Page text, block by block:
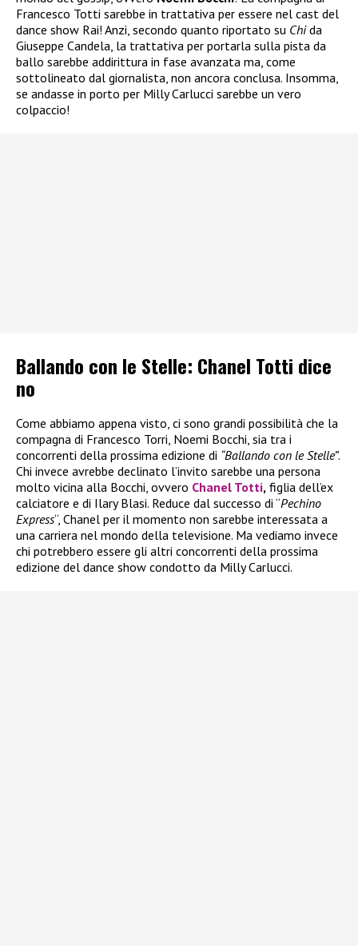
Francesco Totti sarebbe in trattativa per essere nel cast del
dance show Rai! Anzi, secondo quanto riportato su Chida
Giuseppe Candela, la trattativa per portarla sulla pista da
ballo sarebbe addirittura in fase avanzata ma, come
sottolineato dal giornalista, non ancora conclusa. Insomma,
se andasse in porto per Milly Carlucci sarebbe un vero
colpaccio!
Ballando con le Stelle: Chanel Totti dice
no
Come abbiamo appena visto, ci sono grandi possibilità che la
compagna di Francesco Torri, Noemi Bocchi, sia tra i
concorrenti della prossima edizione di “Ballando con le Stelle”.
Chi invece avrebbe declinato l’invito sarebbe una persona
molto vicina alla Bocchi, ovvero Chanel Totti, figlia dell’ex
calciatore e di Ilary Blasi. Reduce dal successo di “Pechino
Express“, Chanel per il momento non sarebbe interessata a
una carriera nel mondo della televisione. Ma vediamo invece
chi potrebbero essere gli altri concorrenti della prossima
edizione del dance show condotto da Milly Carlucci.